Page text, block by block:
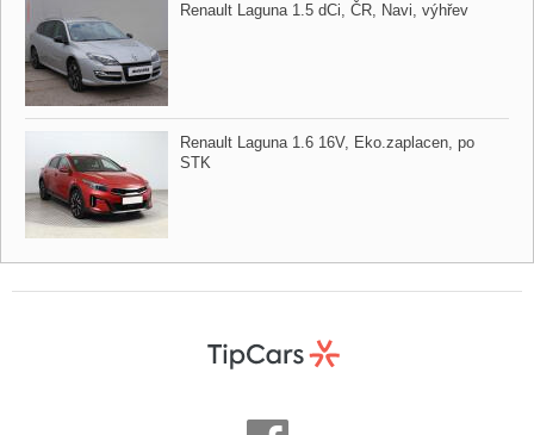
Renault Laguna 1.5 dCi,​ ČR,​ Navi,​ výhřev
Renault Laguna 1.6 16V,​ Eko.zaplacen,​ po
STK